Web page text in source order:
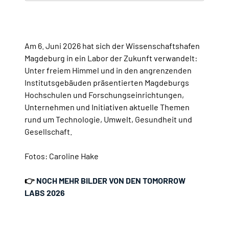
Am 6. Juni 2026 hat sich der Wissenschaftshafen
Magdeburg in ein Labor der Zukunft verwandelt:
Unter freiem Himmel und in den angrenzenden
Institutsgebäuden präsentierten Magdeburgs
Hochschulen und Forschungseinrichtungen,
Unternehmen und Initiativen aktuelle Themen
rund um Technologie, Umwelt, Gesundheit und
Gesellschaft.
Fotos: Caroline Hake
👉 NOCH MEHR BILDER VON DEN TOMORROW
LABS 2026